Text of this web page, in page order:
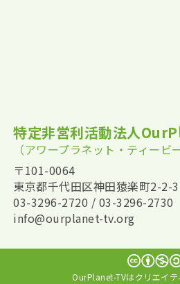
特定非営利活動法人
（アワープラネット・ティービー
〒101-0064
東京都千代田区神田猿楽町2-2-
03-3296-2720 / 03-3296-2730
info@ourplanet-tv.org
OurPlanet-TVはクリエイテ